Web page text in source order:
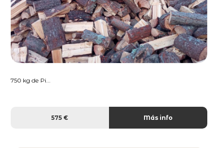
750 kg de Pi...
575 € Más info